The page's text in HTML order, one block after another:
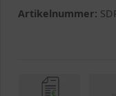
Artikelnummer: